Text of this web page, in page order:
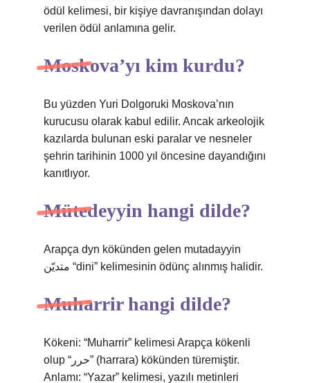
ödül kelimesi, bir kişiye davranışından dolayı
verilen ödül anlamına gelir.
Moskova’yı kim kurdu?
Bu yüzden Yuri Dolgoruki Moskova’nın
kurucusu olarak kabul edilir. Ancak arkeolojik
kazılarda bulunan eski paralar ve nesneler
şehrin tarihinin 1000 yıl öncesine dayandığını
kanıtlıyor.
Mütedeyyin hangi dilde?
Arapça dyn kökünden gelen mutadayyin
متديّن “dini” kelimesinin ödünç alınmış halidir.
Muharrir hangi dilde?
Kökeni: “Muharrir” kelimesi Arapça kökenli
olup “حرر” (harrara) kökünden türemiştir.
Anlamı: “Yazar” kelimesi, yazılı metinleri